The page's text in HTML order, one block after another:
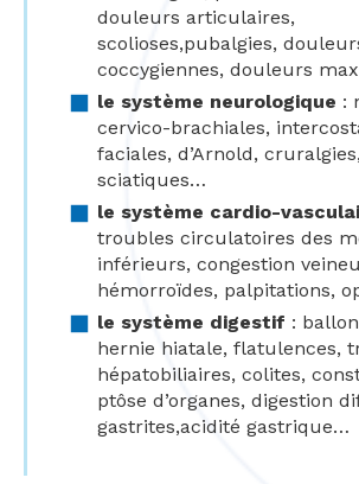
douleurs articulaires,
scolioses,pubalgies,
coccygiennes, douleurs
le système neurologique :
cervico-brachiales,
faciales, d’Arnold, cruralgies,
sciatiques…
le système cardio-
troubles circulatoires des
inférieurs, congestion
hémorroïdes, palpitations,
le système digestif :
hernie hiatale, flatulences,
hépatobiliaires, colites,
ptôse d’organes, digestion
gastrites,acidité gastrique…